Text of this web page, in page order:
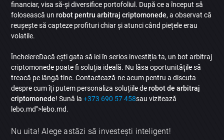
financiar, visa să-și diversifice portofoliul. După ce a început să
folosească unrobot pentru arbitraj criptomonede, a observat că
reușește să capteze profituri chiar și atunci când piețele erau
volatile.
ÎncheiereDacă ești gata să iei în serios investiția ta, un bot arbitraj
criptomonede poate fi soluția ideală. Nu lăsa oportunitățile să
treacă pe lângă tine. Contactează-ne acum pentru a discuta
despre cum îți putem personaliza soluțiile derobot de arbitraj
criptomonede! Sună la+373 690 57 458sau vizitează
lebo.md">lebo.md.
Nu uita! Alege astăzi să investești inteligent!